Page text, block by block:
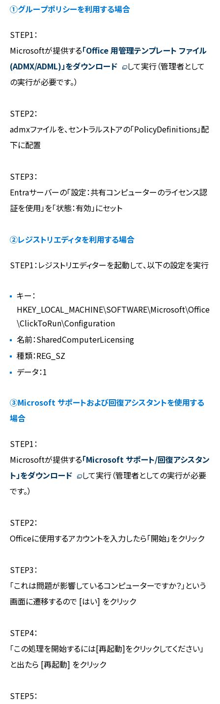
①グループポリシーを利用する場合
STEP1：
Microsoftが提供する「Office 用管理テンプレート ファイル
(ADMX/ADML)」をダウンロード
して実行（管理者として
の実行が必要です。）
STEP2：
admxファイルを、セントラルストアの「PolicyDefinitions」配
下に配置
STEP3：
Entraサーバーの「設定：共有コンピューターのライセンス認
証を使用」を「状態：有効」にセット
②レジストリエディタを利用する場合
STEP1：レジストリエディターを起動して、以下の設定を実行
キー：
HKEY_LOCAL_MACHINE\SOFTWARE\Microsoft\Office
\ClickToRun\Configuration
名前：SharedComputerLicensing
種類：REG_SZ
データ：1
③Microsoft サポートおよび回復アシスタントを使用する
場合
STEP1：
Microsoftが提供する「Microsoft サポート/回復アシスタン
ト」をダウンロード
して実行（管理者としての実行が必要
です。）
STEP2：
Officeに使用するアカウントを入力したら「開始」をクリック
STEP3：
「これは問題が影響しているコンピューターですか？」という
画面に遷移するので [はい] をクリック
STEP4：
「この処理を開始するには[再起動]をクリックしてください」
と出たら [再起動] をクリック
STEP5：